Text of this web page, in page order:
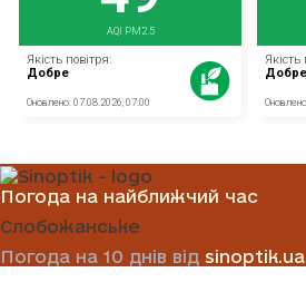
Погода на найближчий час
Слобожанське
Погода на 10 днів від sinoptik.ua